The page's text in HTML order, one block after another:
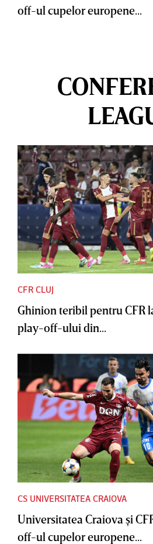
off-ul cupelor europene...
CFR CLUJ
Ghinion teribil pentru CFR
play-off-ului din...
CS UNIVERSITATEA CRAIOVA
Universitatea Craiova şi
off-ul cupelor europene...